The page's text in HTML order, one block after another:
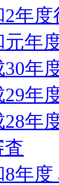
2年度
元年
30年
29年
28年
8年度